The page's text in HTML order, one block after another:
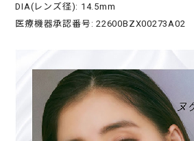
DIA(レンズ径): 14.5mm
医療機器承認番号: 22600BZX00273A02